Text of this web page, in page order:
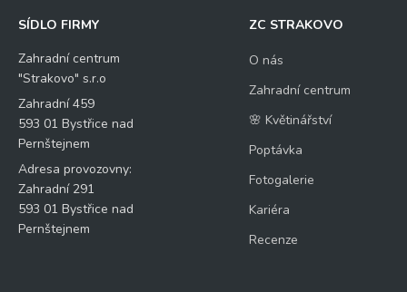
SÍDLO FIRMY
Zahradní centrum
"Strakovo" s.r.o
Zahradní 459
593 01 Bystřice nad
Pernštejnem
Adresa provozovny:
Zahradní 291
593 01 Bystřice nad
Pernštejnem
ZC STRAKOVO
O nás
Zahradní centrum
🌸 Květinářství
Poptávka
Fotogalerie
Kariéra
Recenze